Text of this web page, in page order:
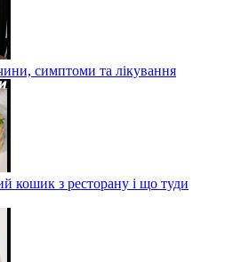
симптоми та лікування
кошик з ресторану і що туди